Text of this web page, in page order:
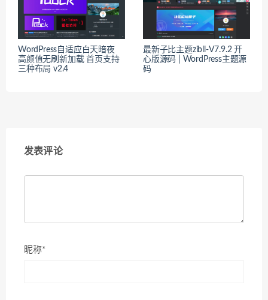
WordPress自适应白天暗夜
高颜值无刷新加载 首页支持
三种布局 v2.4
最新子比主题zibll-V7.9.2 开
心版源码 | WordPress主题源
码
发表评论
昵称*